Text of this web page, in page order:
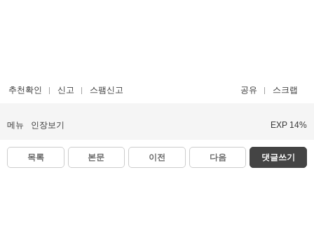
추천확인 신고 스팸신고 공유 스크랩
메뉴 인장보기 EXP 14%
목록 본문 이전 다음 댓글쓰기